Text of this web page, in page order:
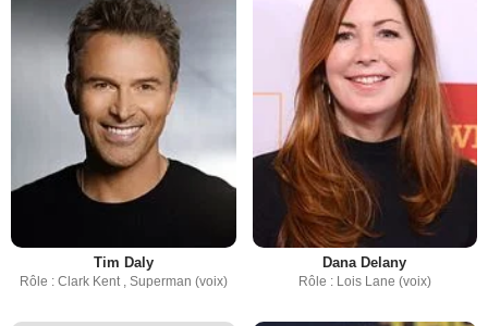
Tim Daly
Rôle : Clark Kent , Superman (voix)
Dana Delany
Rôle : Lois Lane (voix)